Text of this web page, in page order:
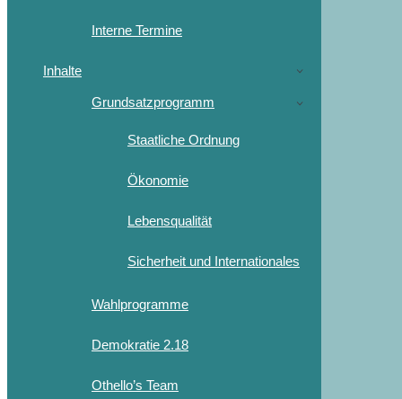
Interne Termine
Inhalte
Grundsatzprogramm
Staatliche Ordnung
Ökonomie
Lebensqualität
Sicherheit und Internationales
Wahlprogramme
Demokratie 2.18
Othello’s Team